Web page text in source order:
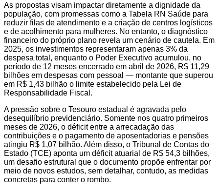
As propostas visam impactar diretamente a dignidade da
população, com promessas como a Tabela RN Saúde para
reduzir filas de atendimento e a criação de centros logísticos
e de acolhimento para mulheres. No entanto, o diagnóstico
financeiro do próprio plano revela um cenário de cautela. Em
2025, os investimentos representaram apenas 3% da
despesa total, enquanto o Poder Executivo acumulou, no
período de 12 meses encerrado em abril de 2026, R$ 11,29
bilhões em despesas com pessoal — montante que superou
em R$ 1,43 bilhão o limite estabelecido pela Lei de
Responsabilidade Fiscal.
A pressão sobre o Tesouro estadual é agravada pelo
desequilíbrio previdenciário. Somente nos quatro primeiros
meses de 2026, o déficit entre a arrecadação das
contribuições e o pagamento de aposentadorias e pensões
atingiu R$ 1,07 bilhão. Além disso, o Tribunal de Contas do
Estado (TCE) aponta um déficit atuarial de R$ 54,3 bilhões,
um desafio estrutural que o documento propõe enfrentar por
meio de novos estudos, sem detalhar, contudo, as medidas
concretas para conter o rombo.